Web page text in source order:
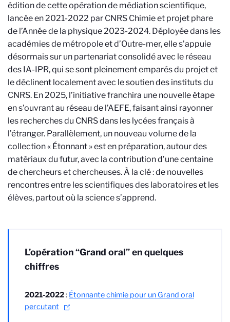
édition de cette opération de médiation scientifique,
lancée en 2021-2022 par CNRS Chimie et projet phare
de l’Année de la physique 2023-2024. Déployée dans les
académies de métropole et d’Outre-mer, elle s’appuie
désormais sur un partenariat consolidé avec le réseau
des IA-IPR, qui se sont pleinement emparés du projet et
le déclinent localement avec le soutien des instituts du
CNRS. En 2025, l’initiative franchira une nouvelle étape
en s’ouvrant au réseau de l’AEFE, faisant ainsi rayonner
les recherches du CNRS dans les lycées français à
l’étranger. Parallèlement, un nouveau volume de la
collection « Étonnant » est en préparation, autour des
matériaux du futur, avec la contribution d’une centaine
de chercheurs et chercheuses. À la clé : de nouvelles
rencontres entre les scientifiques des laboratoires et les
élèves, partout où la science s’apprend.
L’opération “Grand oral” en quelques
chiffres
2021-2022: Étonnante chimie pour un Grand oral
percutant